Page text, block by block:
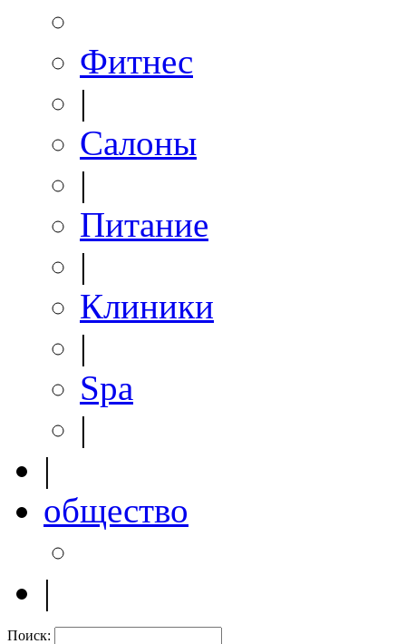
Фитнес
|
Салоны
|
Питание
|
Клиники
|
Spa
|
|
общество
|
Поиск: